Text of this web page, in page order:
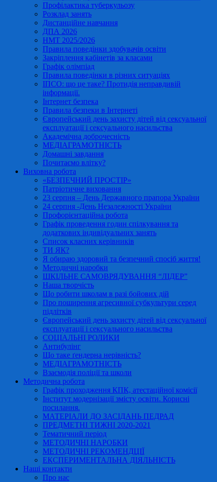
Профілактика туберкульозу
Розклад занять
Дистанційне навчання
ДПА 2026
НМТ 2025/2026
Правила поведінки здобувачів освіти
Закріплення кабінетів за класами
Графік олімпіад
Правила поведінки в різних ситуаціях
ІПСО: що це таке? Протидія неправдивій
інформації.
Інтернет безпека
Правила безпеки в Інтернеті
Європейський день захисту дітей від сексуальної
експлуатації і сексуального насильства
Академічна доброчесність
МЕДІАГРАМОТНІСТЬ
Домашні завдання
Почитаємо влітку?
Виховна робота
«БЕЗПЕЧНИЙ ПРОСТІР»
Патріотичне виховання
23 серпня – День Державного прапора України
24 серпня -День Незалежності України
Профорієнтаційна робота
Графік проведення годин спілкування та
додаткових індивідуальних занять
Список класних керівників
ТИ ЯК?
Я обираю здоровий та безпечний спосіб життя!
Методичні наробки
ШКІЛЬНЕ САМОВРЯДУВАННЯ “ЛІДЕР”
Наша творчість
Що робити школам в разі бойових дій
Про поширення агресивної субкультури серед
підлітків
Європейський день захисту дітей від сексуальної
експлуатації і сексуального насильства
СОЦІАЛЬНІ РОЛИКИ
Антибулінг
Що таке ґендерна нерівність?
МЕДІАГРАМОТНІСТЬ
Взаємодія поліції та школи
Методична робота
Графік проходження КПК, атестаційної комісії
Інститут модернізації змісту освіти. Корисні
посилання.
МАТЕРІАЛИ ДО ЗАСІДАНЬ ПЕДРАД
ПРЕДМЕТНІ ТИЖНІ 2020-2021
Тематичний період
МЕТОДИЧНІ НАРОБКИ
МЕТОДИЧНІ РЕКОМЕНДЦІЇ
ЕКСПЕРИМЕНТАЛЬНА ДІЯЛЬНІСТЬ
Наші контакти
Про нас